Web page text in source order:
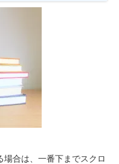
場合は、一番下までスクロ